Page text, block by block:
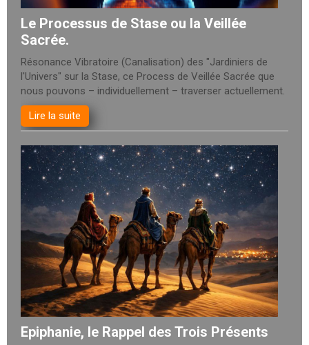
Le Processus de Stase ou la Veillée
Sacrée.
Résonance Vibratoire (Canalisation) des "Jardiniers de
l'Univers" sur la Stase, ce Process de Veillée Sacrée que
nous pouvons – individuellement – traverser actuellement.
Lire la suite
Epiphanie, le Rappel des Trois Présents